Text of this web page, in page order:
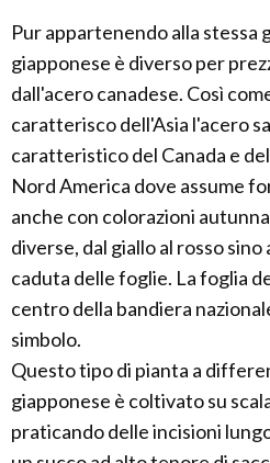
Pur appartenendo alla stessa
giapponese è diverso per
dall'acero canadese. Così
caratterisco dell'Asia l'acero
caratteristico del Canada e
Nord America dove assume
anche con colorazioni
diverse, dal giallo al rosso
caduta delle foglie. La foglia
centro della bandiera
simbolo.
Questo tipo di pianta a
giapponese è coltivato su
praticando delle incisioni